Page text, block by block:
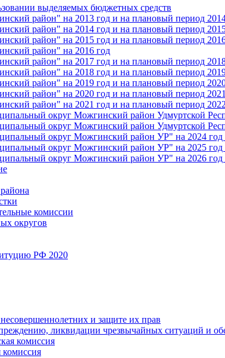
выделяемых бюджетных средств
район" на 2013 год и на плановый период
район" на 2014 год и на плановый период
район" на 2015 год и на плановый период
район" на 2016 год
район" на 2017 год и на плановый период
район" на 2018 год и на плановый период
район" на 2019 год и на плановый период
район" на 2020 год и на плановый период
район" на 2021 год и на плановый период
округ Можгинский район Удмуртской
округ Можгинский район Удмуртской
округ Можгинский район УР" на 2024 год
округ Можгинский район УР" на 2025 год
округ Можгинский район УР" на 2026 год
комиссии
округов
РФ 2020
и защите их прав
ликвидации чрезвычайных ситуаций и
комиссия
комиссия